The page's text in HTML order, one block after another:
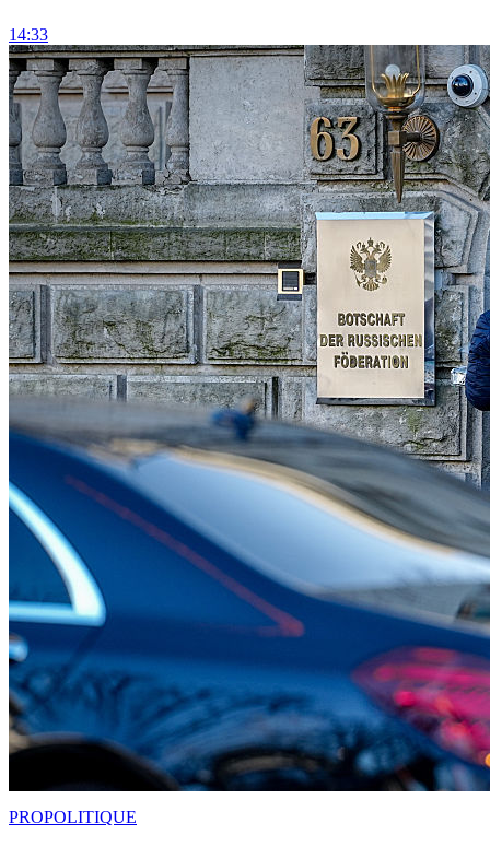
14:33
PROPOLITIQUE